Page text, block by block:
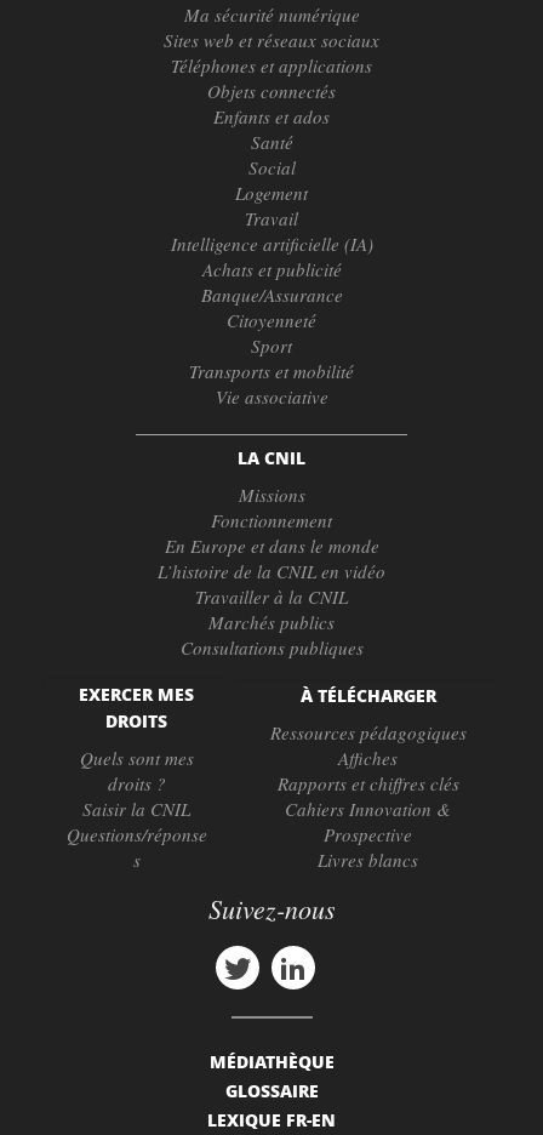
Ma sécurité numérique
Sites web et réseaux sociaux
Téléphones et applications
Objets connectés
Enfants et ados
Santé
Social
Logement
Travail
Intelligence artificielle (IA)
Achats et publicité
Banque/Assurance
Citoyenneté
Sport
Transports et mobilité
Vie associative
LA CNIL
Missions
Fonctionnement
En Europe et dans le monde
L’histoire de la CNIL en vidéo
Travailler à la CNIL
Marchés publics
Consultations publiques
EXERCER MES
DROITS
Quels sont mes
droits ?
Saisir la CNIL
Questions/réponse
s
À TÉLÉCHARGER
Ressources pédagogiques
Affiches
Rapports et chiffres clés
Cahiers Innovation &
Prospective
Livres blancs
Suivez-nous
MÉDIATHÈQUE
GLOSSAIRE
LEXIQUE FR-EN